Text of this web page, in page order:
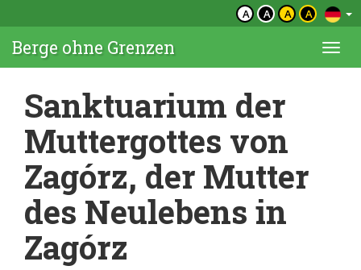
A A A A
Berge ohne Grenzen
Sanktuarium der
Muttergottes von
Zagórz, der Mutter
des Neulebens in
Zagórz